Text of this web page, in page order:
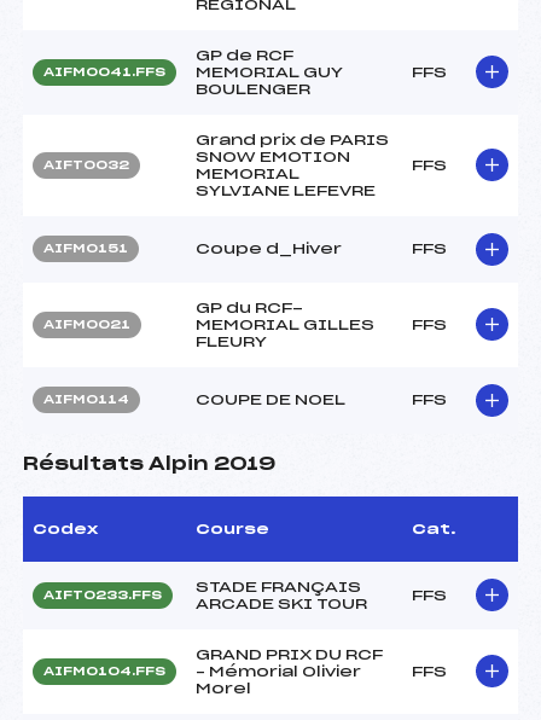
REGIONAL
AIFM0041.FFS
GP de RCF
MEMORIAL GUY
BOULENGER
FFS
AIFT0032
Grand prix de PARIS
SNOW EMOTION
MEMORIAL
SYLVIANE LEFEVRE
FFS
AIFM0151 Coupe d_Hiver FFS
AIFM0021
GP du RCF-
MEMORIAL GILLES
FLEURY
FFS
AIFM0114 COUPE DE NOEL FFS
Résultats Alpin 2019
Codex Course Cat.
AIFT0233.FFS
STADE FRANÇAIS
ARCADE SKI TOUR
FFS
AIFM0104.FFS
GRAND PRIX DU RCF
– Mémorial Olivier
Morel
FFS